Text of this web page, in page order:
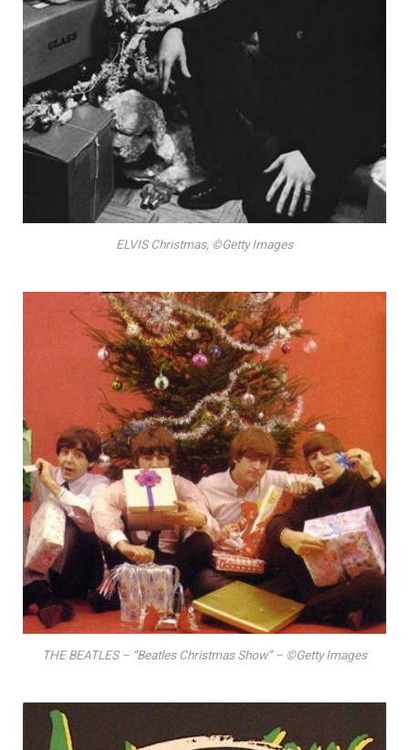
ELVIS Christmas, ©Getty Images
THE BEATLES – “Beatles Christmas Show” – ©Getty Images